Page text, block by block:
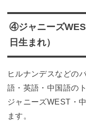
④ジャニーズ
日生まれ）
ヒルナンデスなどの
語・英語・中国語の
ジャニーズWEST・
ます。